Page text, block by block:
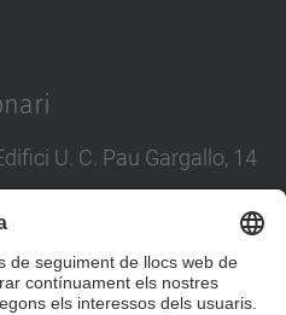
U. C. Pau Gargallo, 14